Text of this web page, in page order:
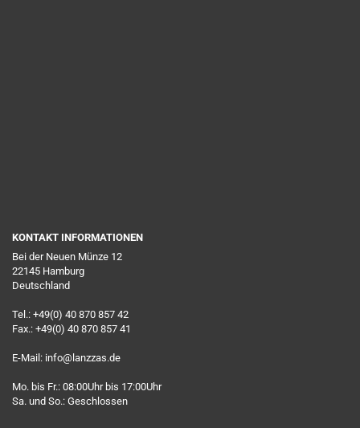
KONTAKT INFORMATIONEN
Bei der Neuen Münze 12
22145 Hamburg
Deutschland
Tel.: +49(0) 40 870 857 42
Fax.: +49(0) 40 870 857 41
E-Mail: info@lanzzas.de
Mo. bis Fr.: 08:00Uhr bis 17:00Uhr
Sa. und So.: Geschlossen